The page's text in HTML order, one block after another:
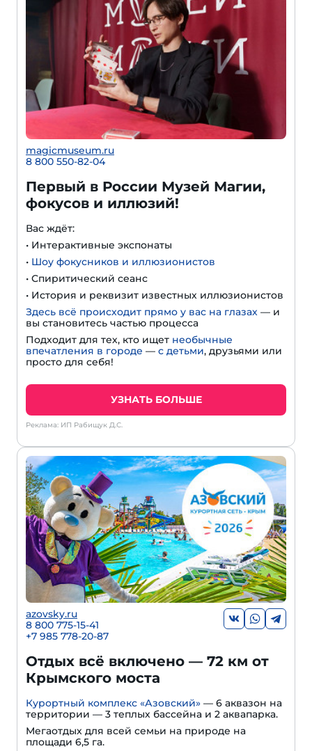
magicmuseum.ru
8 800 550-82-04
Первый в России Музей Магии,
фокусов и иллюзий!
Вас ждёт:
• Интерактивные экспонаты
• Шоу фокусников и иллюзионистов
• Спиритический сеанс
• История и реквизит известных иллюзионистов
Здесь всё происходит прямо у вас на глазах — и
вы становитесь частью процесса
Подходит для тех, кто ищет необычные
впечатления в городе — с детьми, друзьями или
просто для себя!
УЗНАТЬ БОЛЬШЕ
Реклама: ИП Рабищук Д.С.
azovsky.ru
8 800 775-15-41
+7 985 778-20-87
Отдых всё включено — 72 км от
Крымского моста
Курортный комплекс «Азовский» — 6 аквазон на
территории — 3 теплых бассейна и 2 аквапарка.
Мегаотдых для всей семьи на природе на
площади 6,5 га.